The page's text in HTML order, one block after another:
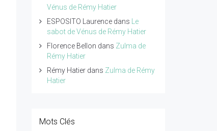
Vénus de Rémy Hatier
ESPOSITO Laurencedans
Le
sabot de Vénus de Rémy Hatier
Florence Bellon dans Zulma de
Rémy Hatier
Rémy Hatierdans Zulma de Rémy
Hatier
Mots Clés